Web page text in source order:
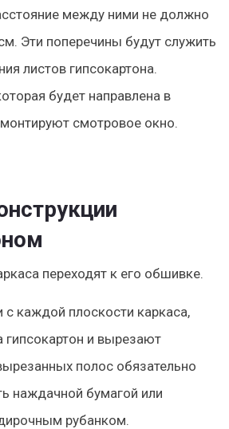
между ними не должно
Эти поперечины будут служить
листов гипсокартона.
будет направлена в
смотровое окно.
переходят к его обшивке.
каждой плоскости каркаса,
гипсокартон и вырезают
полос обязательно
наждачной бумагой или
рубанком.